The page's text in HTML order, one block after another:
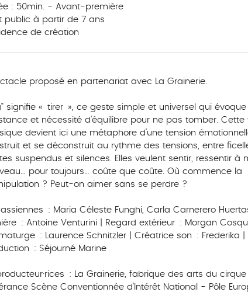
: 50min. - Avant-première
public à partir de 7 ans
de création
proposé en partenariat avec La Grainerie.
signifie « tirer », ce geste simple et universel qui évoque
et nécessité d’équilibre pour ne pas tomber. Cette
devient ici une métaphore d’une tension
et se déconstruit au rythme des tensions, entre
suspendus et silences. Elles veulent sentir, ressentir à
pour toujours… coûte que coûte. Où commence la
? Peut-on aimer sans se perdre ?
: Maria Céleste Funghi, Carla Carnerero
: Antoine Venturini | Regard extérieur : Morgan
: Laurence Schnitzler | Créatrice son : Frederika
: Séjourné Marine
: La Grainerie, fabrique des arts du
Scène Conventionnée d’Intérêt National - Pôle